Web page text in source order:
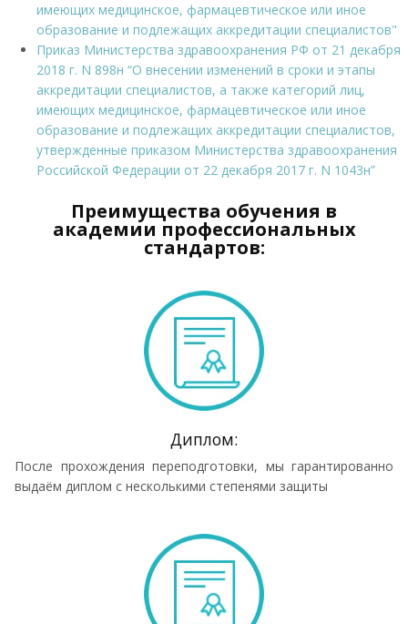
имеющих медицинское, фармацевтическое или иное
образование и подлежащих аккредитации специалистов"
Приказ Министерства здравоохранения РФ от 21 декабря
2018 г. N 898н “О внесении изменений в сроки и этапы
аккредитации специалистов, а также категорий лиц,
имеющих медицинское, фармацевтическое или иное
образование и подлежащих аккредитации специалистов,
утвержденные приказом Министерства здравоохранения
Российской Федерации от 22 декабря 2017 г. N 1043н”
Преимущества обучения в
академии профессиональных
стандартов:
Диплом:
После прохождения переподготовки, мы гарантированно
выдаём диплом с несколькими степенями защиты